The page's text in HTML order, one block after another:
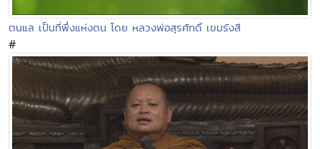
ตนแล เป็นที่พึ่งแห่งตน โดย หลวงพ่อสุรศักดิ์ เขมรังสี
#